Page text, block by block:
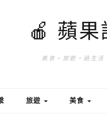
🍎 蘋果
美食。旅遊。過生
旅遊 美食